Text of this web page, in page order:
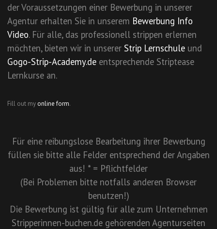
der Voraussetzungen einer Bewerbung in unserer
Agentur erhalten Sie in unserem Bewerbung Info
Video. Für alle, das professionell strippen erlernen
möchten, bieten wir in unserer Strip Lernschule und
Gogo-Strip-Academy.de entsprechende Striptease
Lernkurse an.
Fill out my online form.
Für eine reibungslose Bearbeitung ihrer Bewerbung
füllen sie bitte alle Felder entsprechend der Angaben
aus! * = Pflichtfelder
(Bei Problemen bitte notfalls anderen Browser
benutzen!)
Die Bewerbung ist gültig für alle zum Unternehmen
Stripperinnen-buchen.de gehörenden Agenturseiten